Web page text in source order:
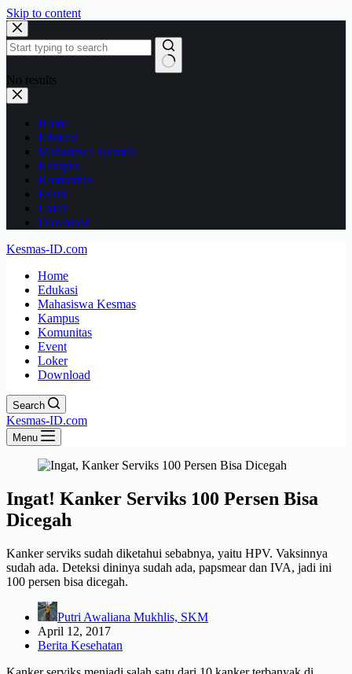
Skip to content
No results
Home
Edukasi
Mahasiswa Kesmas
Kampus
Komunitas
Event
Loker
Download
Kesmas-ID.com
Home
Edukasi
Mahasiswa Kesmas
Kampus
Komunitas
Event
Loker
Download
Search
Kesmas-ID.com
Menu
Ingat! Kanker Serviks 100 Persen Bisa
Dicegah
Kanker serviks sudah diketahui sebabnya, yaitu HPV. Vaksinnya
sudah ada. Deteksi dininya sudah ada, papsmear dan IVA, jadi ini
100 persen bisa dicegah.
Putri Awaliana Mukhlis, SKM
April 12, 2017
Berita Kesehatan